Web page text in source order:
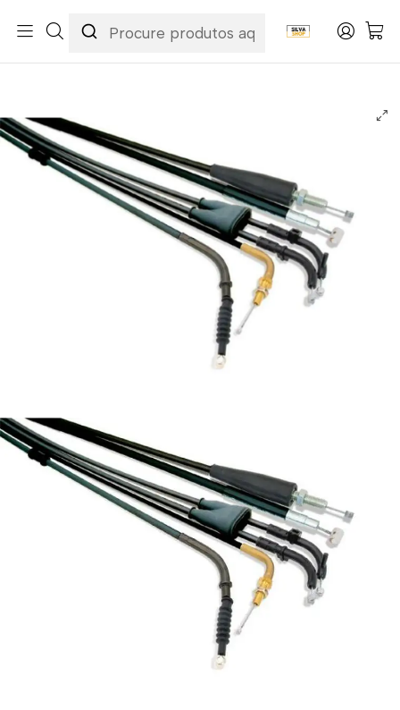
Acessórios & Personalização
Cabos
Cabos de Embraiagem
Cabo de Embraiagem Honda CB 600 F Hornet 1998-2006